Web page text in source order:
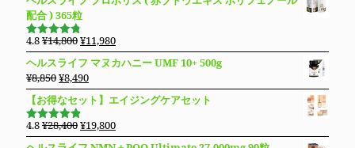
¥13,800
で
し
た。
は
す。
価
格
は
¥5,980
で
し
た。
の
格
は
¥4,980
す。
配合 ) 365粒
5段階で
4.76の評
価
4.8¥14,800元
の
価
格
は
¥14,800
で
し
¥11,980現
在
の
格
¥11,980
で
ヘルスライフ マヌカハニー UMF 10+ 500g
¥8,850元
の
価
格
は
¥8,490現
在
の
価
格
【お得なセット】エイジングケアセット
5段階で
4.83の評
4.8¥28,400元
の
¥19,800現
在